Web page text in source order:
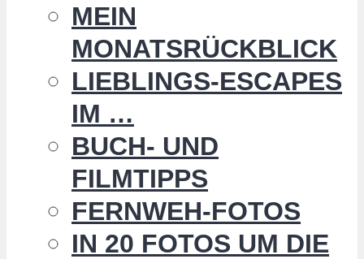
MEIN
MONATSRÜCKBLICK
LIEBLINGS-ESCAPES
IM …
BUCH- UND
FILMTIPPS
FERNWEH-FOTOS
IN 20 FOTOS UM DIE